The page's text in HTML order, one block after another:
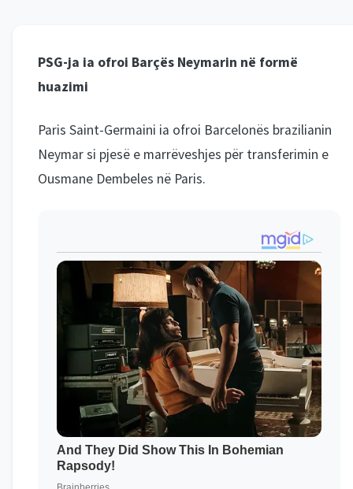
PSG-ja ia ofroi Barçës Neymarin në formë
huazimi
Paris Saint-Germaini ia ofroi Barcelonës brazilianin
Neymar si pjesë e marrëveshjes për transferimin e
Ousmane Dembeles në Paris.